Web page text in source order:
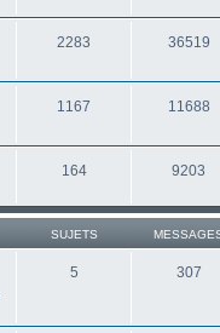
2283 36519
1167 11688
164 9203
SUJETS
5 307